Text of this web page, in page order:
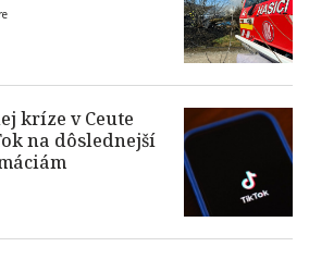
kríze v Ceute
na dôslednejší